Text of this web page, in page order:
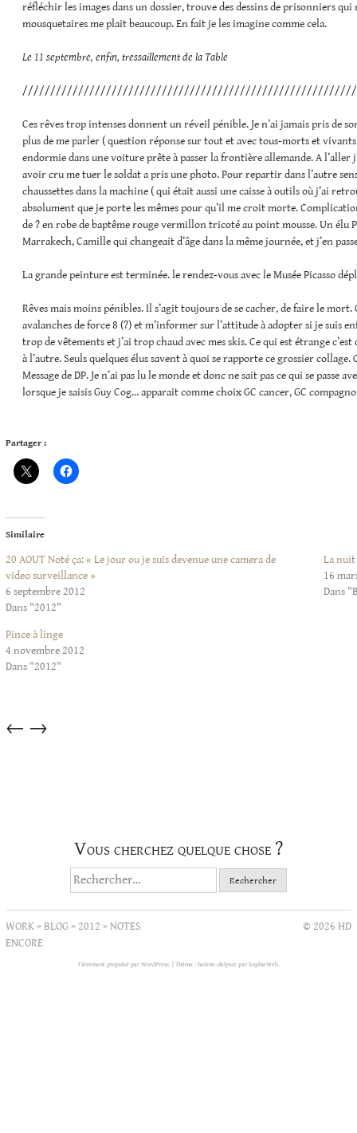
réfléchir les images dans un dossier, trouve des dessins de prisonniers
mousquetaires me plait beaucoup. En fait je les imagine comme cela.
Le 11 septembre, enfin, tressaillement de la Table
Ces rêves trop intenses donnent un réveil pénible. Je n’ai jamais pris de
plus de me parler ( question réponse sur tout et avec tous-morts et
endormie dans une voiture prête à passer la frontière allemande. A l’aller
avoir cru me tuer le soldat a pris une photo. Pour repartir dans l’autre
chaussettes dans la machine ( qui était aussi une caisse à outils où j’ai
absolument que je porte les mêmes pour qu’il me croit morte.
de ? en robe de baptême rouge vermillon tricoté au point mousse. Un élu
Marrakech, Camille qui changeait d’âge dans la même journée, et j’en
La grande peinture est terminée. le rendez-vous avec le Musée Picasso
Rêves mais moins pénibles. Il s’agit toujours de se cacher, de faire le
avalanches de force 8 (?) et m’informer sur l’attitude à adopter si je suis
trop de vêtements et j’ai trop chaud avec mes skis. Ce qui est étrange
à l’autre. Seuls quelques élus savent à quoi se rapporte ce grossier collage.
Message de DP. Je n’ai pas lu le monde et donc ne sait pas ce qui se passe
lorsque je saisis Guy Cog… apparait comme choix GC cancer, GC
Partager :
Similaire
20 AOUT Noté ça: « Le jour ou je suis devenue une camera de
video surveillance »
6 septembre 2012
Dans "2012"
La nuit
16
Dans
Pince à linge
4 novembre 2012
Dans "2012"
Articles
→
←
Vous cherchez quelque chose ?
Rechercher :
WORK>BLOG> 2012 >NOTES
ENCORE
© 2026 HD
Fièrement propulsé par WordPress. Thème : helene-delprat par SophieWeb.